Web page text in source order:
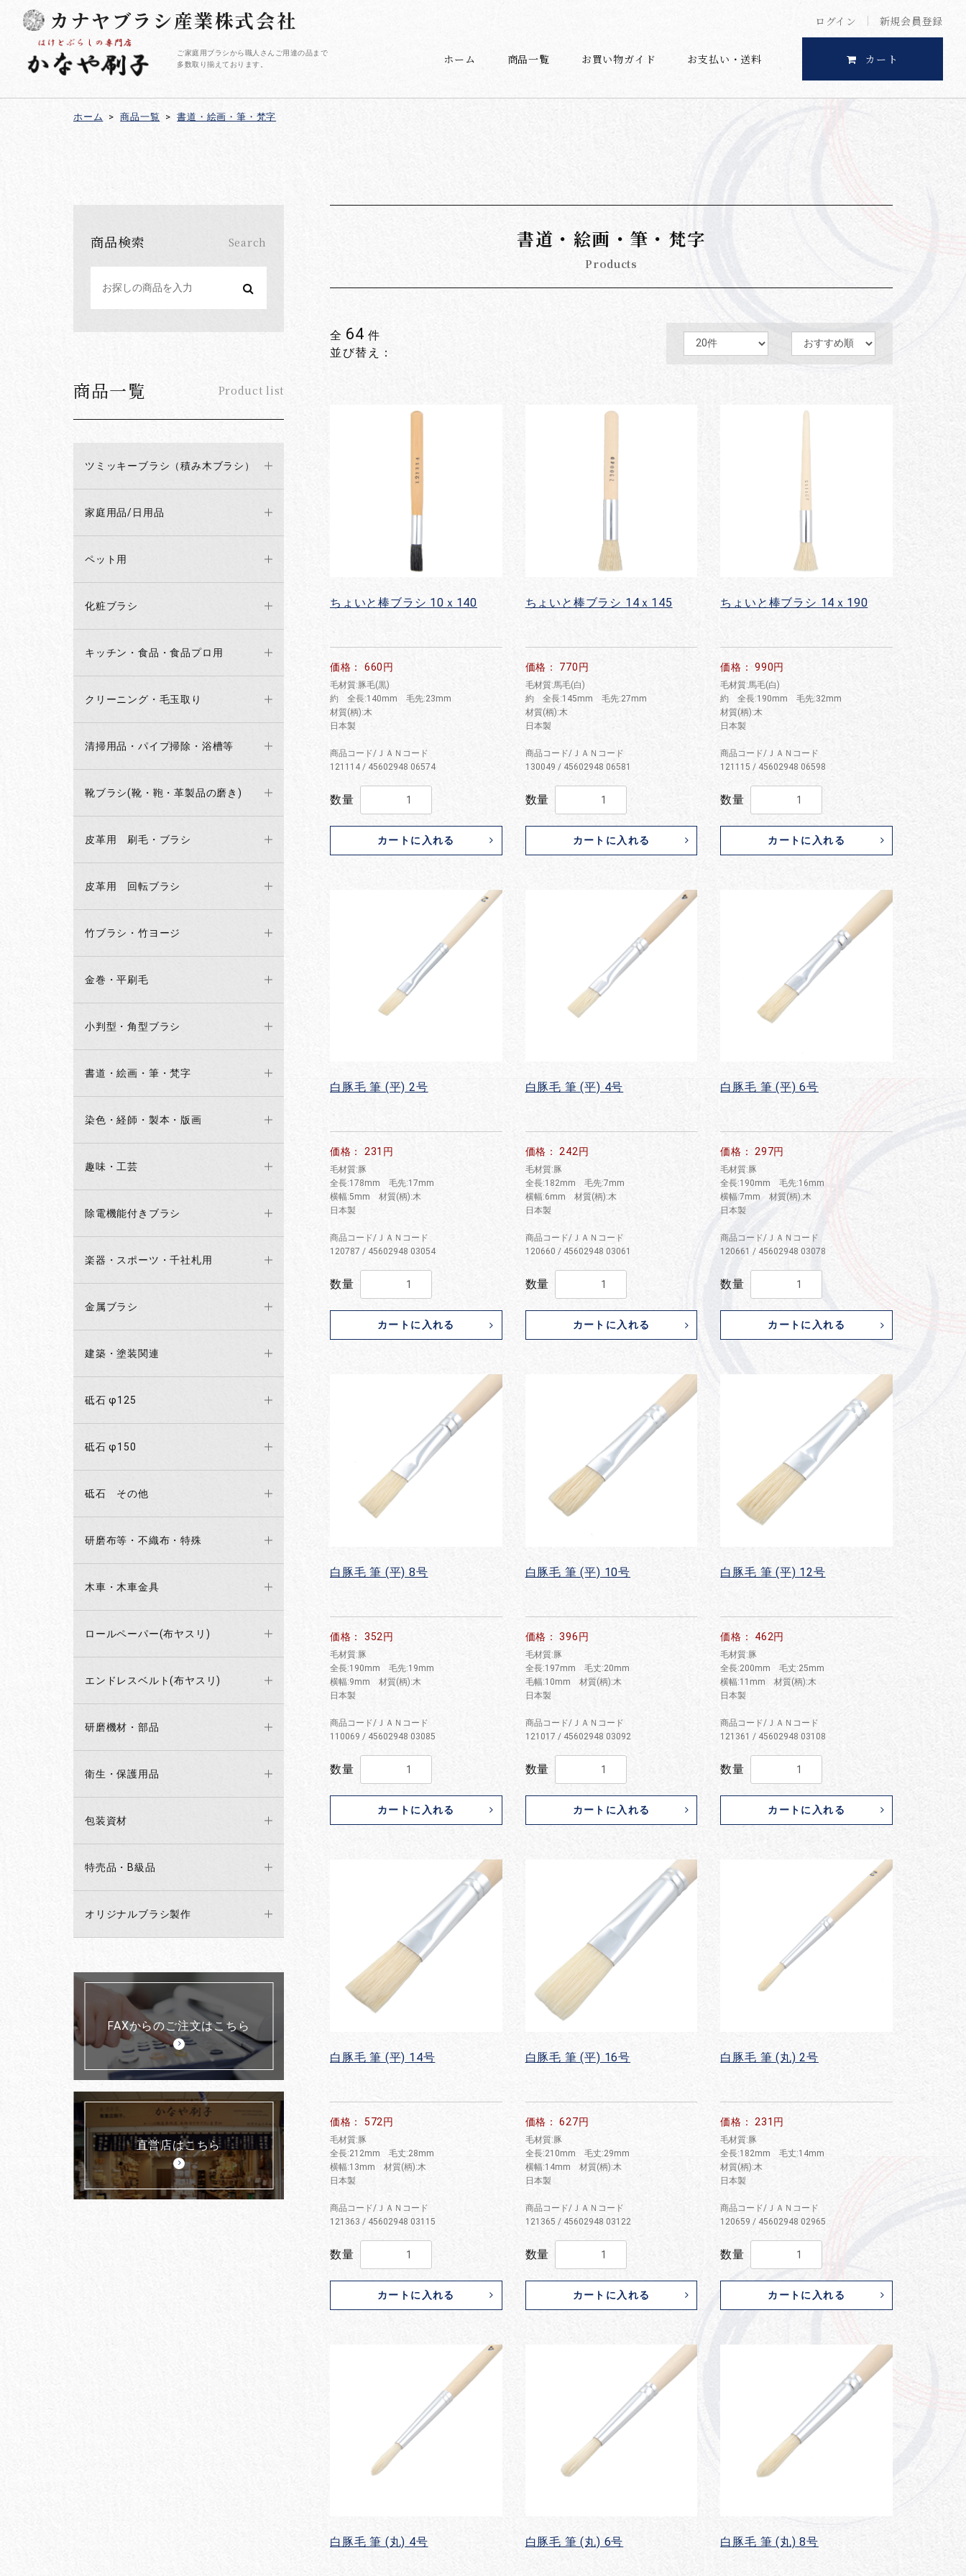
ログイン 新規会員登録
カナヤブラシ産業株式会社
ご家庭用ブラシから職人さんご用達の品まで
多数取り揃えております。
ホーム 商品一覧 お買い物ガイド お支払い・送料 カート
ホーム > 商品一覧 > 書道・絵画・筆・梵字
商品検索 Search
商品一覧 Product list
ツミッキーブラシ（積み木ブラシ）
家庭用品/日用品
ペット用
化粧ブラシ
キッチン・食品・食品プロ用
クリーニング・毛玉取り
清掃用品・パイプ掃除・浴槽等
靴ブラシ(靴・鞄・革製品の磨き)
皮革用 刷毛・ブラシ
皮革用 回転ブラシ
竹ブラシ・竹ヨージ
金巻・平刷毛
小判型・角型ブラシ
書道・絵画・筆・梵字
染色・経師・製本・版画
趣味・工芸
除電機能付きブラシ
楽器・スポーツ・千社札用
金属ブラシ
建築・塗装関連
砥石 φ125
砥石 φ150
砥石 その他
研磨布等・不織布・特殊
木車・木車金具
ロールペーパー(布ヤスリ)
エンドレスベルト(布ヤスリ)
研磨機材・部品
衛生・保護用品
包装資材
特売品・B級品
オリジナルブラシ製作
FAXからのご注文はこちら
直営店はこちら
書道・絵画・筆・梵字
Products
全 64 件
並び替え：
ちょいと棒ブラシ 10ｘ140
価格： 660円
毛材質:豚毛(黒)
約 全長:140mm 毛先:23mm
材質(柄):木
日本製
商品コード/ＪＡＮコード
121114 / 45602948 06574
数量
カートに入れる
ちょいと棒ブラシ 14ｘ145
価格： 770円
毛材質:馬毛(白)
約 全長:145mm 毛先:27mm
材質(柄):木
日本製
商品コード/ＪＡＮコード
130049 / 45602948 06581
数量
カートに入れる
ちょいと棒ブラシ 14ｘ190
価格： 990円
毛材質:馬毛(白)
約 全長:190mm 毛先:32mm
材質(柄):木
日本製
商品コード/ＪＡＮコード
121115 / 45602948 06598
数量
カートに入れる
白豚毛 筆 (平) 2号
価格： 231円
毛材質:豚
全長:178mm 毛先:17mm
横幅:5mm 材質(柄):木
日本製
商品コード/ＪＡＮコード
120787 / 45602948 03054
数量
カートに入れる
白豚毛 筆 (平) 4号
価格： 242円
毛材質:豚
全長:182mm 毛先:7mm
横幅:6mm 材質(柄):木
日本製
商品コード/ＪＡＮコード
120660 / 45602948 03061
数量
カートに入れる
白豚毛 筆 (平) 6号
価格： 297円
毛材質:豚
全長:190mm 毛先:16mm
横幅:7mm 材質(柄):木
日本製
商品コード/ＪＡＮコード
120661 / 45602948 03078
数量
カートに入れる
白豚毛 筆 (平) 8号
価格： 352円
毛材質:豚
全長:190mm 毛先:19mm
横幅:9mm 材質(柄):木
日本製
商品コード/ＪＡＮコード
110069 / 45602948 03085
数量
カートに入れる
白豚毛 筆 (平) 10号
価格： 396円
毛材質:豚
全長:197mm 毛丈:20mm
毛幅:10mm 材質(柄):木
日本製
商品コード/ＪＡＮコード
121017 / 45602948 03092
数量
カートに入れる
白豚毛 筆 (平) 12号
価格： 462円
毛材質:豚
全長:200mm 毛丈:25mm
横幅:11mm 材質(柄):木
日本製
商品コード/ＪＡＮコード
121361 / 45602948 03108
数量
カートに入れる
白豚毛 筆 (平) 14号
価格： 572円
毛材質:豚
全長:212mm 毛丈:28mm
横幅:13mm 材質(柄):木
日本製
商品コード/ＪＡＮコード
121363 / 45602948 03115
数量
カートに入れる
白豚毛 筆 (平) 16号
価格： 627円
毛材質:豚
全長:210mm 毛丈:29mm
横幅:14mm 材質(柄):木
日本製
商品コード/ＪＡＮコード
121365 / 45602948 03122
数量
カートに入れる
白豚毛 筆 (丸) 2号
価格： 231円
毛材質:豚
全長:182mm 毛丈:14mm
材質(柄):木
日本製
商品コード/ＪＡＮコード
120659 / 45602948 02965
数量
カートに入れる
白豚毛 筆 (丸) 4号 白豚毛 筆 (丸) 6号 白豚毛 筆 (丸) 8号